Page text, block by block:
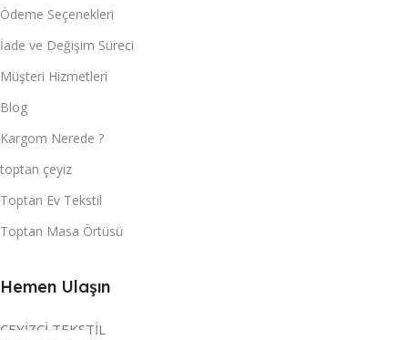
Ödeme Seçenekleri
İade ve Değişim Süreci
Müşteri Hizmetleri
Blog
Kargom Nerede ?
toptan çeyiz
Toptan Ev Tekstil
Toptan Masa Örtüsü
Hemen Ulaşın
ÇEYİZCİ TEKSTİL